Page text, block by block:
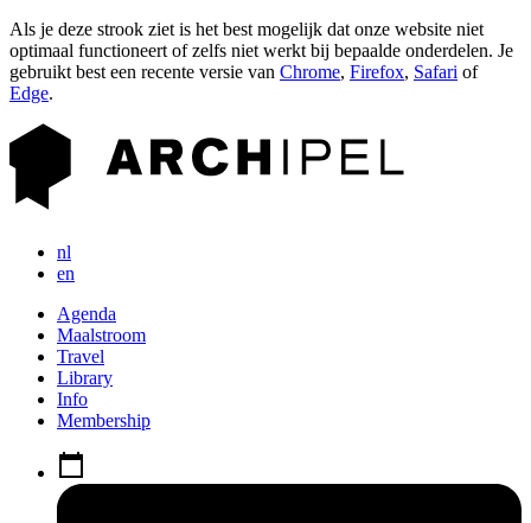
Als je deze strook ziet is het best mogelijk dat onze website niet
optimaal functioneert of zelfs niet werkt bij bepaalde onderdelen. Je
gebruikt best een recente versie van Chrome, Firefox, Safari of
Edge.
nl
en
Agenda
Maalstroom
Travel
Library
Info
Membership